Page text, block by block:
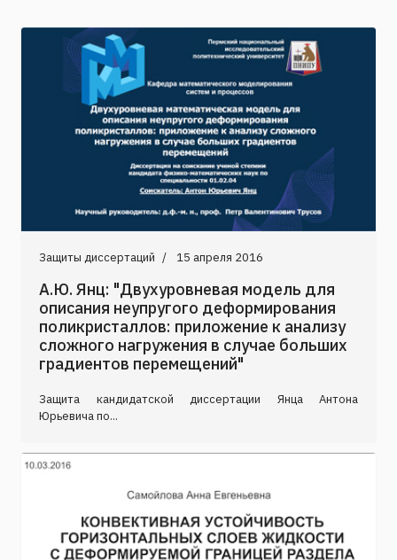
Защиты диссертаций 15 апреля 2016
А.Ю. Янц: "Двухуровневая модель для
описания неупругого деформирования
поликристаллов: приложение к анализу
сложного нагружения в случае больших
градиентов перемещений"
Защита кандидатской диссертации Янца Антона
Юрьевича по...